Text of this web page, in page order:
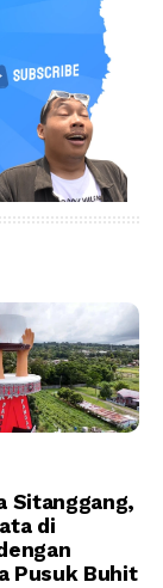
Sitanggang,
di
Pusuk Buhit